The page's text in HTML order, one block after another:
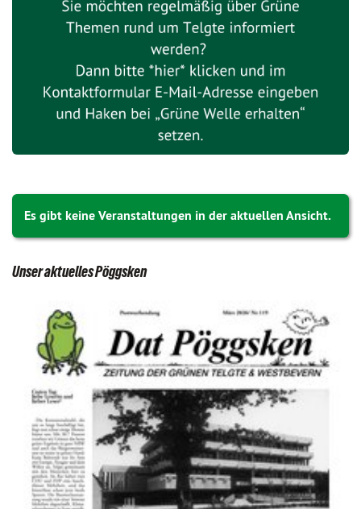
Es gibt keine Veranstaltungen in der aktuellen Ansicht.
Unser aktuelles Pöggsken